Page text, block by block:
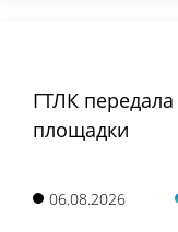
ГТЛК
площадки
06.08.2026